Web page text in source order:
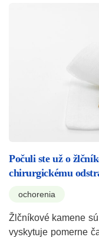
Počuli ste už o
chirurgickému
ochorenia
Žlčníkové kamene
vyskytuje pomerne